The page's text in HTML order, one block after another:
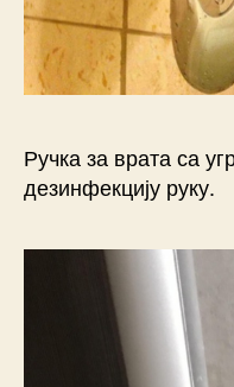
Ручка за врата са
дезинфекцију руку.